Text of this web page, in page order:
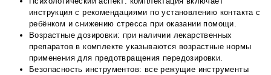
инструкция с рекомендациями по установлению контакта с
ребёнком и снижению стресса при оказании помощи.
Возрастные дозировки: при наличии лекарственных
препаратов в комплекте указываются возрастные нормы
применения для предотвращения передозировки.
Безопасность инструментов: все режущие инструменты